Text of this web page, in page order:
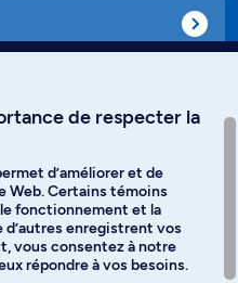
Instagram
de respecter la
d’améliorer et de
Web. Certains témoins
fonctionnement et la
enregistrent vos
vous consentez à notre
répondre à vos besoins.